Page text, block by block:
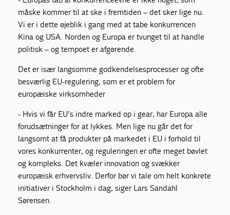
måske kommer til at ske i fremtiden – det sker lige nu.
Vi er i dette øjeblik i gang med at tabe konkurrencen
Kina og USA. Norden og Europa er tvunget til at handle
politisk – og tempoet er afgørende.
Det er især langsomme godkendelsesprocesser og ofte
besværlig EU-regulering, som er et problem for
europæiske virksomheder
- Hvis vi får EU’s indre marked op i gear, har Europa alle
forudsætninger for at lykkes. Men lige nu går det for
langsomt at få produkter på markedet i EU i forhold til
vores konkurrenter, og reguleringen er ofte meget bøvlet
og kompleks. Det kvæler innovation og svækker
europæisk erhvervsliv. Derfor bør vi tale om helt konkrete
initiativer i Stockholm i dag, siger Lars Sandahl
Sørensen.